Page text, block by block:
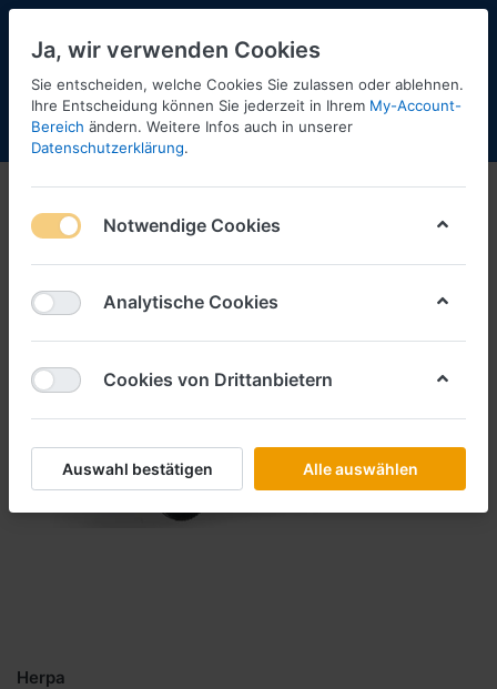
Menü Anmelden Shopaktualisierung
Herpa
Ja, wir verwenden Cookies
Sie entscheiden, welche Cookies Sie zulassen oder ablehnen.
Ihre Entscheidung können Sie jederzeit in Ihrem My-Account-
Bereich ändern. Weitere Infos auch in unserer
Datenschutzerklärung.
Notwendige Cookies
Analytische Cookies
Cookies von Drittanbietern
Auswahl bestätigen Alle auswählen